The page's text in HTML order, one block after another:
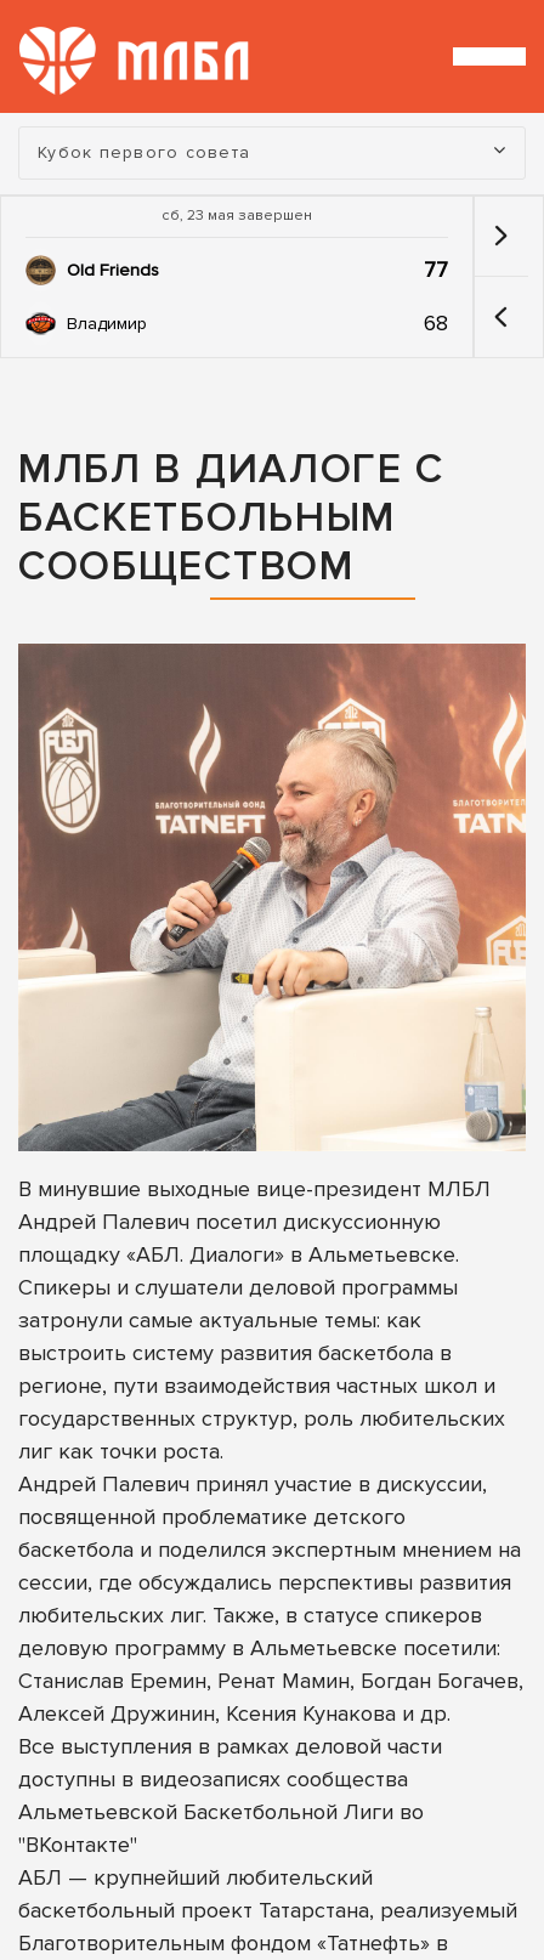
Турнир:
Кубок первого совета
сб, 23 мая завершен
Old Friends 77
Владимир 68
МЛБЛ В ДИАЛОГЕ С
БАСКЕТБОЛЬНЫМ
СООБЩЕСТВОМ
В минувшие выходные вице-президент МЛБЛ
Андрей Палевич посетил дискуссионную
площадку «АБЛ. Диалоги» в Альметьевске.
Спикеры и слушатели деловой программы
затронули самые актуальные темы: как
выстроить систему развития баскетбола в
регионе, пути взаимодействия частных школ и
государственных структур, роль любительских
лиг как точки роста.
Андрей Палевич принял участие в дискуссии,
посвященной проблематике детского
баскетбола и поделился экспертным мнением на
сессии, где обсуждались перспективы развития
любительских лиг. Также, в статусе спикеров
деловую программу в Альметьевске посетили:
Станислав Еремин, Ренат Мамин, Богдан Богачев,
Алексей Дружинин, Ксения Кунакова и др.
Все выступления в рамках деловой части
доступны в видеозаписях сообщества
Альметьевской Баскетбольной Лиги во
"ВКонтакте"
АБЛ — крупнейший любительский
баскетбольный проект Татарстана, реализуемый
Благотворительным фондом «Татнефть» в